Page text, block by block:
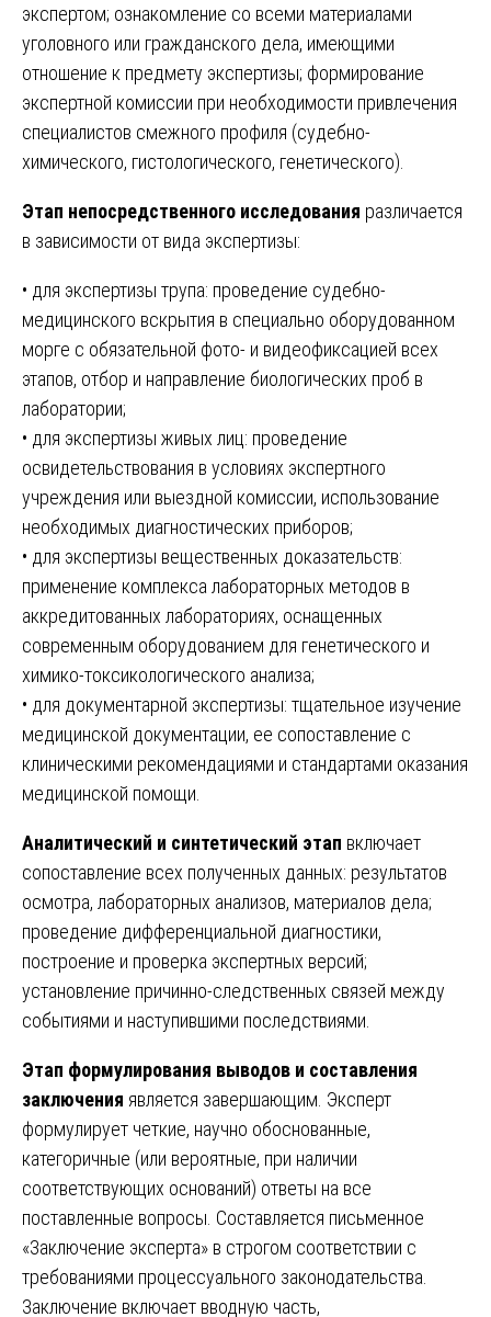
экспертом; ознакомление со всеми материалами
уголовного или гражданского дела, имеющими
отношение к предмету экспертизы; формирование
экспертной комиссии при необходимости привлечения
специалистов смежного профиля (судебно-
химического, гистологического, генетического).
Этап непосредственного исследования различается
в зависимости от вида экспертизы:
• для экспертизы трупа: проведение судебно-
медицинского вскрытия в специально оборудованном
морге с обязательной фото- и видеофиксацией всех
этапов, отбор и направление биологических проб в
лаборатории;
• для экспертизы живых лиц: проведение
освидетельствования в условиях экспертного
учреждения или выездной комиссии, использование
необходимых диагностических приборов;
• для экспертизы вещественных доказательств:
применение комплекса лабораторных методов в
аккредитованных лабораториях, оснащенных
современным оборудованием для генетического и
химико-токсикологического анализа;
• для документарной экспертизы: тщательное изучение
медицинской документации, ее сопоставление с
клиническими рекомендациями и стандартами оказания
медицинской помощи.
Аналитический и синтетический этап включает
сопоставление всех полученных данных: результатов
осмотра, лабораторных анализов, материалов дела;
проведение дифференциальной диагностики,
построение и проверка экспертных версий;
установление причинно-следственных связей между
событиями и наступившими последствиями.
Этап формулирования выводов и составления
заключения является завершающим. Эксперт
формулирует четкие, научно обоснованные,
категоричные (или вероятные, при наличии
соответствующих оснований) ответы на все
поставленные вопросы. Составляется письменное
«Заключение эксперта» в строгом соответствии с
требованиями процессуального законодательства.
Заключение включает вводную часть,